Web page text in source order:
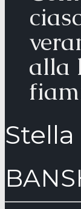
alla